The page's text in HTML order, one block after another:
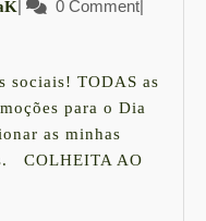
LauraK
| 0 Comment|
sociais! TODAS as
para o Dia
as minhas
COLHEITA AO